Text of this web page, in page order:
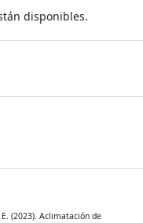
disponibles.
(2023). Aclimatación de